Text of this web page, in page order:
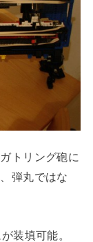
トリング砲に
弾丸ではな
装填可能。